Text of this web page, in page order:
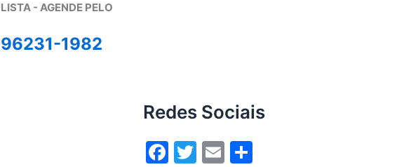
- AGENDE PELO
96231-1982
Redes Sociais
F
T
E